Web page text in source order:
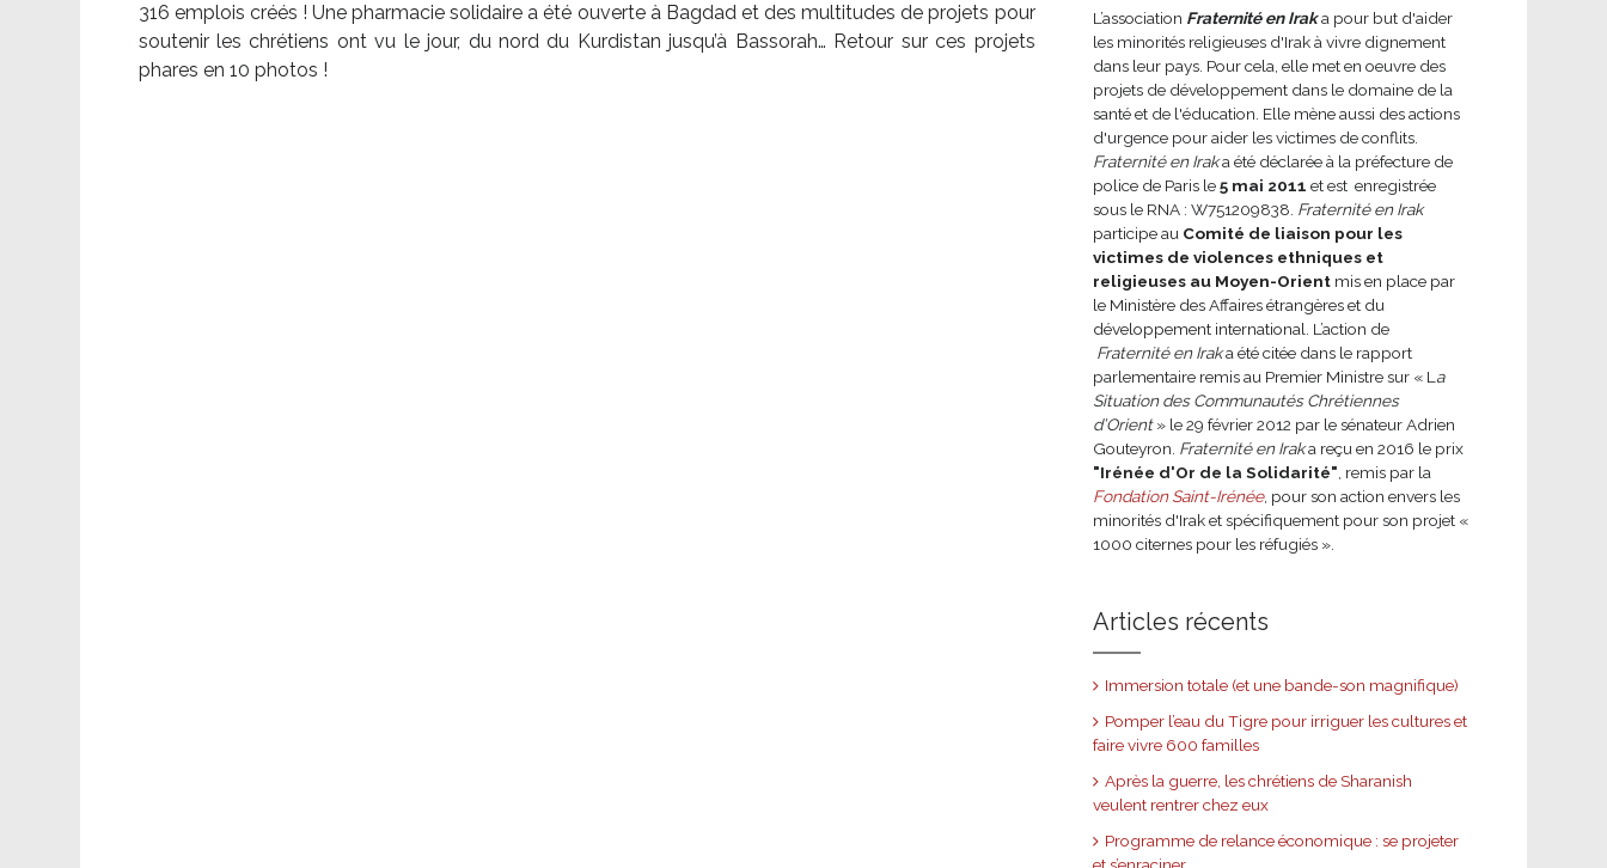
316 emplois créés ! Une pharmacie solidaire a été ouverte à Bagdad et des multitudes de projets pour
soutenir les chrétiens ont vu le jour, du nord du Kurdistan jusqu’à Bassorah… Retour sur ces projets
phares en 10 photos !
L’association Fraternité en Iraka pour but d'aider
les minorités religieuses d'Irak à vivre dignement
dans leur pays. Pour cela, elle met en oeuvre des
projets de développement dans le domaine de la
santé et de l'éducation. Elle mène aussi des actions
d'urgence pour aider les victimes de conflits.
Fraternité en Iraka été déclarée à la préfecture de
police de Paris le5 mai 2011 et est enregistrée
sous le RNA : W751209838. Fraternité en Irak
participe au Comité de liaison pour les
victimes de violences ethniques et
religieuses au Moyen-Orientmis en place par
le Ministère des Affaires étrangères et du
développement international. L’action de
Fraternité en Iraka été citée dans le rapport
parlementaire remis au Premier Ministre sur « L a
Situation des Communautés Chrétiennes
d’Orient» le 29 février 2012 par le sénateur Adrien
Gouteyron. Fraternité en Iraka reçu en 2016 le prix
"Irénée d'Or de la Solidarité" , remis par la
Fondation Saint-Irénée, pour son action envers les
minorités d'Irak et spécifiquement pour son projet «
1000 citernes pour les réfugiés ».
Articles récents
Immersion totale (et une bande-son magnifique)
Pomper l’eau du Tigre pour irriguer les cultures et
faire vivre 600 familles
Après la guerre, les chrétiens de Sharanish
veulent rentrer chez eux
Programme de relance économique : se projeter